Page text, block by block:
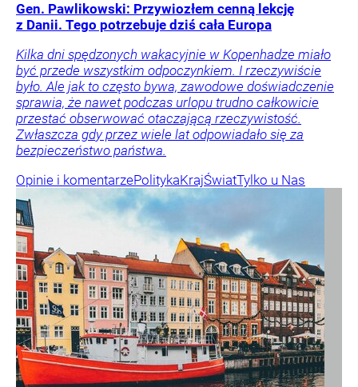
Gen. Pawlikowski: Przywiozłem cenną lekcję
z Danii. Tego potrzebuje dziś cała Europa
Kilka dni spędzonych wakacyjnie w Kopenhadze miało
być przede wszystkim odpoczynkiem. I rzeczywiście
było. Ale jak to często bywa, zawodowe doświadczenie
sprawia, że nawet podczas urlopu trudno całkowicie
przestać obserwować otaczającą rzeczywistość.
Zwłaszcza gdy przez wiele lat odpowiadało się za
bezpieczeństwo państwa.
Opinie i komentarzePolitykaKrajŚwiatTylko u Nas